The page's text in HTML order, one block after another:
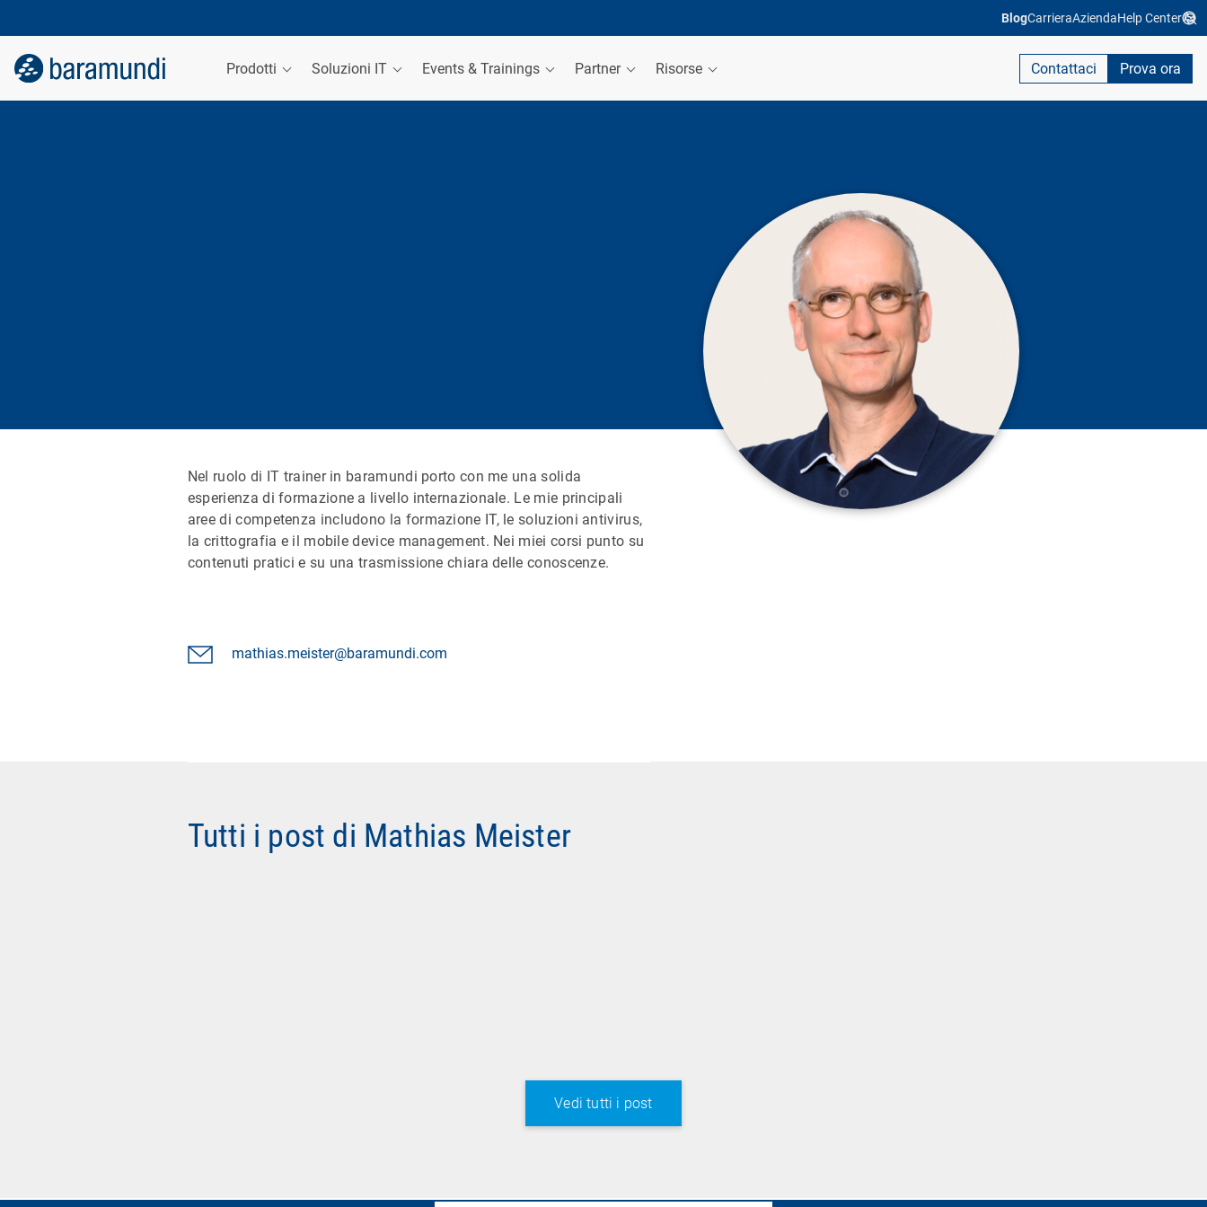
BlogCarrieraAziendaHelp Center
Prodotti Soluzioni IT Events & Trainings Partner Risorse Contattaci Prova ora
Nel ruolo di IT trainer in baramundi porto con me una solida
esperienza di formazione a livello internazionale. Le mie principali
aree di competenza includono la formazione IT, le soluzioni antivirus,
la crittografia e il mobile device management. Nei miei corsi punto su
contenuti pratici e su una trasmissione chiara delle conoscenze.
mathias.meister@baramundi.com
Tutti i post di Mathias Meister
Vedi tutti i post